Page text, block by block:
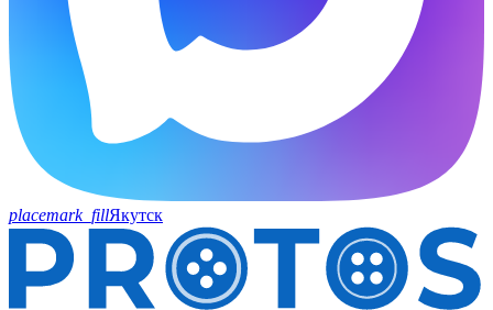
placemark_fillЯкутск